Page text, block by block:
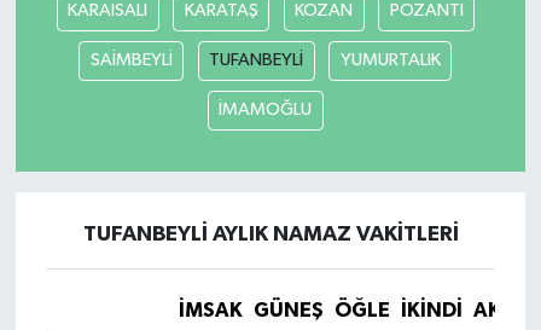
KARAISALI KARATAŞ KOZAN POZANTI
SAİMBEYLİ TUFANBEYLİ YUMURTALIK
İMAMOĞLU
TUFANBEYLİ AYLIK NAMAZ VAKITLERI
İMSAK GÜNEŞ ÖĞLE İKINDI